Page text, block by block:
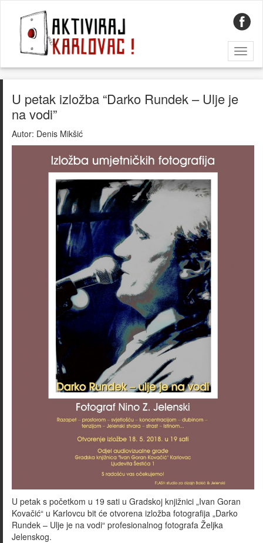
U petak izložba “Darko Rundek – Ulje je
na vodi”
Autor: Denis Mikšić
U petak s početkom u 19 sati u Gradskoj knjižnici „Ivan Goran
Kovačić“ u Karlovcu bit će otvorena izložba fotografija „Darko
Rundek – Ulje je na vodi“ profesionalnog fotografa Željka
Jelenskog.